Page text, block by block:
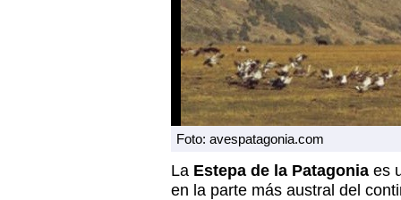
Foto: avespatagonia.com
La Estepa de la Patagonia es
en la parte más austral del